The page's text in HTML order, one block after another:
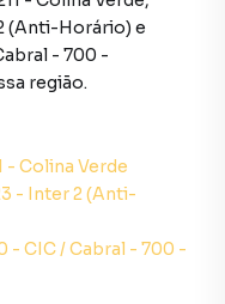
equipada com
nativa
para split) nos
seguras, cobertas e
& Sustentabilidade
do alto padrão
(Anti-Horário) e
- 700 -
região.
- Colina Verde
- Inter 2 (Anti-
- CIC / Cabral - 700 -